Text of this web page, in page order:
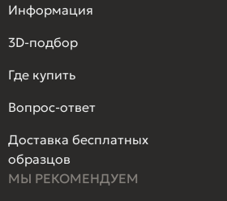
Информация
3D-подбор
Где купить
Вопрос-ответ
Доставка бесплатных
образцов
МЫ РЕКОМЕНДУЕМ